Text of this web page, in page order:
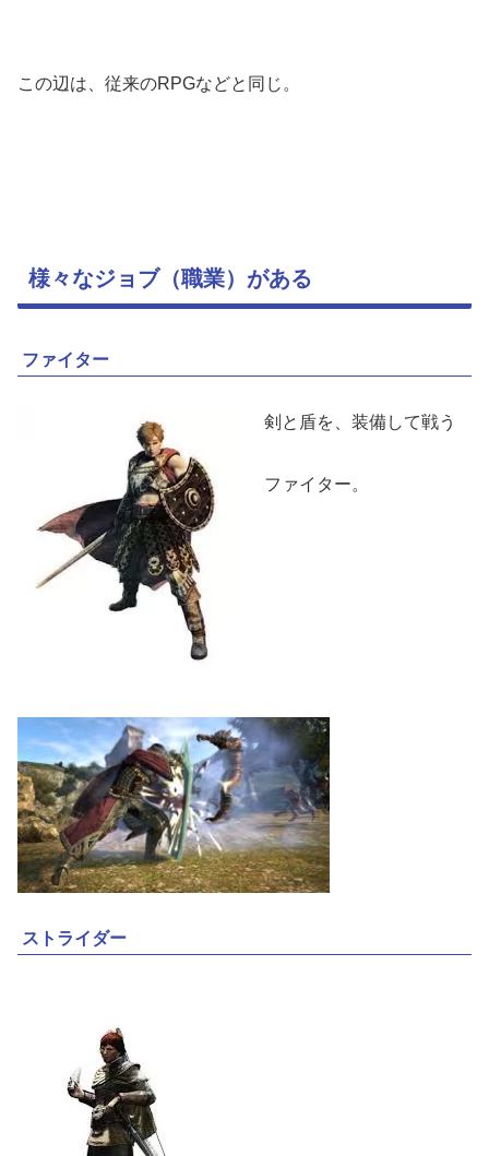
この辺は、従来のRPGなどと同じ。
様々なジョブ（職業）がある
ファイター
剣と盾を、装備して戦う
ファイター。
ストライダー